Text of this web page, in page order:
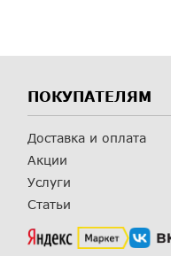
ПОКУПАТЕЛЯМ
Доставка и оплата
Акции
Услуги
Статьи